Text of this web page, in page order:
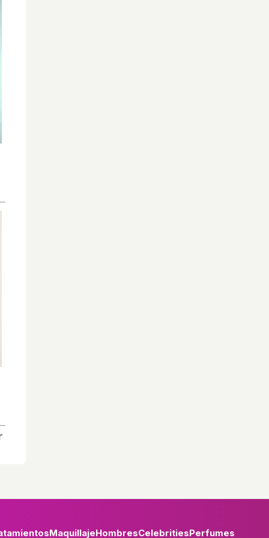
MaquillajeHombresCelebritiesPerfumes